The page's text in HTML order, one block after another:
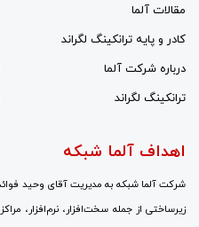
مقالات آلما
کادر و پایه ترانکینگ لگراند
درباره شرکت آلما
ترانکینگ لگراند
اهداف آلما شبکه
شرکت آلما شبکه به مدیریت آقای وحید
زیرساختی از جمله سخت‌افزار،